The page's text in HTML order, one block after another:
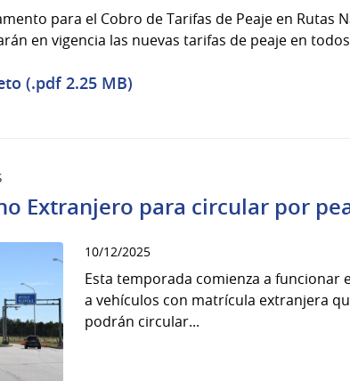
para el Cobro de Tarifas de Peaje en Rutas
en vigencia las nuevas tarifas de peaje en
(.pdf 2.25 MB)
Extranjero para circular por
10/12/2025
Esta temporada comienza a funcionar
a vehículos con matrícula extranjera
podrán circular...